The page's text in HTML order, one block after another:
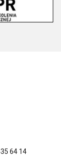
64 14